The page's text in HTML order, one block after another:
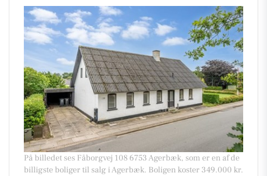
På billedet ses Fåborgvej 108 6753 Agerbæk, som er en af de
billigste boliger til salg i Agerbæk. Boligen koster 349.000 kr.